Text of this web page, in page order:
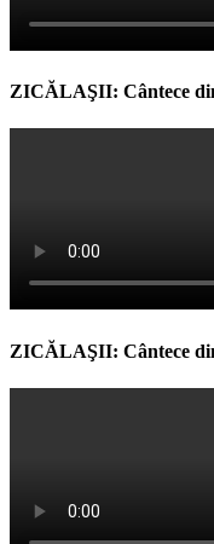
ZICĂLAŞII: Cântece
ZICĂLAŞII: Cântece